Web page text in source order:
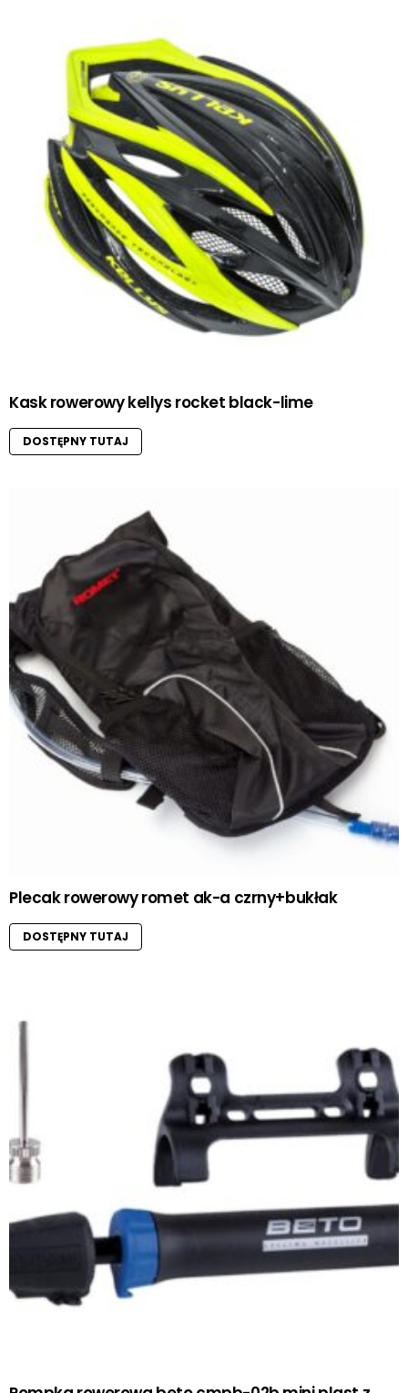
Kask rowerowy kellys rocket black-lime
DOSTĘPNY TUTAJ
Plecak rowerowy romet ak-a czrny+bukłak
DOSTĘPNY TUTAJ